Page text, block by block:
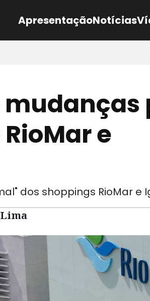
ApresentaçãoNotícias
mudanças
e
dos shoppings RioMar e